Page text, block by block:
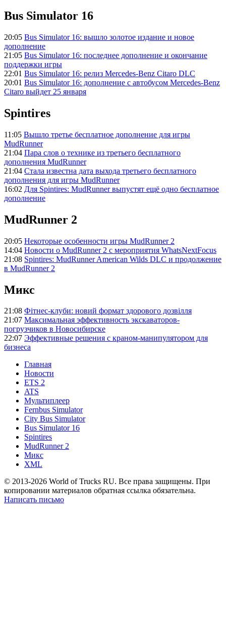
Bus Simulator 16
20:05 Bus Simulator 16: вышло золотое издание и новое
дополнение
21:05 Bus Simulator 16: последнее дополнение и окончание
поддержки игры
22:01 Bus Simulator 16: релиз Mercedes-Benz Citaro DLC
20:01 Bus Simulator 16: дополнение с автобусом Mercedes-Benz
Citaro выйдет 25 января
Spintires
11:05 Вышло третье бесплатное дополнение для игры
MudRunner
21:04 Пара слов о технике из третьего бесплатного
дополнения MudRunner
21:04 Стала известна дата выхода третьего бесплатного
дополнения для игры MudRunner
16:02 Для Spintires: MudRunner выпустят ещё одно бесплатное
дополнение
MudRunner 2
20:05 Некоторые особенности игры MudRunner 2
14:04 Новости о MudRunner 2 с мероприятия WhatsNextFocus
21:08 Spintires: MudRunner American Wilds DLC и продолжение
в MudRunner 2
Микс
21:08 Фітнес-клуби: новий формат здорового дозвілля
21:07 Максимальная эффективность экскаваторов-
погрузчиков в Новосибирске
22:07 Эффективные решения с краном-манипулятором для
бизнеса
Главная
Новости
ETS 2
ATS
Мультиплеер
Fernbus Simulator
City Bus Simulator
Bus Simulator 16
Spintires
MudRunner 2
Микс
XML
© 2013-2026 World of Trucks RU. Все права защищены. При
копировании материалов обратная ссылка обязательна.
Написать письмо